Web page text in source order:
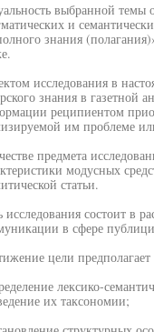
выбранной темы
и
знания
исследования в
знания в газетной
реципиентом
им проблеме
предмета
модусных
статьи.
исследования состоит в
в сфере
цели
лексико-
их таксономии;